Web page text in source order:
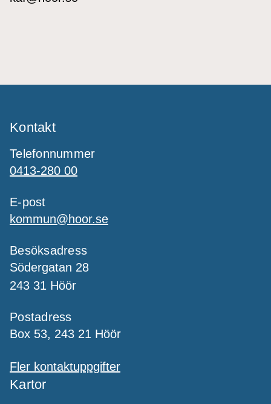
Kontakt
Telefonnummer
0413-280 00
E-post
kommun@hoor.se
Besöksadress
Södergatan 28
243 31 Höör
Postadress
Box 53, 243 21 Höör
Fler kontaktuppgifter
Kartor